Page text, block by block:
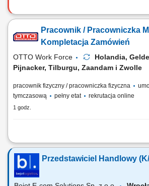
Zadania Przygotowanie oraz montaż wiązek
podstawie dostarczonych planów i rysunków
zadań montażowych zgodnie z instrukcjami i
Pracownik / Pracowniczka
Kompletacja Zamówień
OTTO Work Force
Holandia,
Pijnacker, Tilburgu, Zaandam i Zwolle
pracownik fizyczny / pracowniczka fizyczna
tymczasową
pełny etat rekrutacja online
1 godz.
Opis stanowiska: Kompletowanie zamówień przy
systemu głosowego. Przygotowywanie
zamówieniami klientów. Obsługa wózków
oraz urządzeń do transportu wewnętrznego.
przygotowywanie ich do...
Przedstawiciel Handlowy